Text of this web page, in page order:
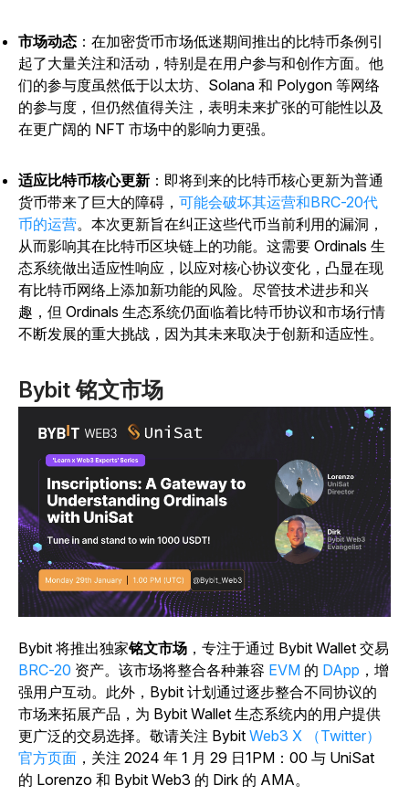
市场动态 ：在加密货币市场低迷期间推出的比特币条例引
起了大量关注和活动，特别是在用户参与和创作方面。他
们的参与度虽然低于以太坊、Solana 和 Polygon 等网络
的参与度，但仍然值得关注，表明未来扩张的可能性以及
在更广阔的 NFT 市场中的影响力更强。
适应比特币核心更新 ：即将到来的比特币核心更新为普通
货币带来了巨大的障碍， 可能会破坏其运营和BRC-20代
币的运营。本次更新旨在纠正这些代币当前利用的漏洞，
从而影响其在比特币区块链上的功能。这需要 Ordinals 生
态系统做出适应性响应，以应对核心协议变化，凸显在现
有比特币网络上添加新功能的风险。尽管技术进步和兴
趣，但 Ordinals 生态系统仍面临着比特币协议和市场行情
不断发展的重大挑战，因为其未来取决于创新和适应性。
Bybit 铭文市场
Bybit 将推出独家铭文市场 ，专注于通过 Bybit Wallet 交易
BRC-20 资产。 该市场将整合各种兼容 EVM 的 DApp ，增
强用户互动。此外，Bybit 计划通过逐步整合不同协议的
市场来拓展产品，为 Bybit Wallet 生态系统内的用户提供
更广泛的交易选择。敬请关注 Bybit Web3 X （Twitter）
官方页面 ，关注 2024 年 1 月 29 日1PM：00 与 UniSat
的 Lorenzo 和 Bybit Web3 的 Dirk 的 AMA。